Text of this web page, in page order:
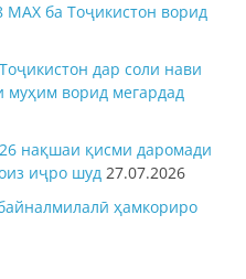
ба Тоҷикистон ворид
дар соли нави
муҳим ворид мегардад
нақшаи қисми даромади
иҷро шуд 27.07.2026
ҳамкориро